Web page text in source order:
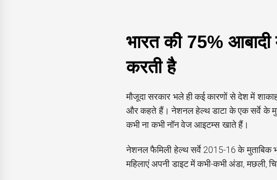
भारत की 75% आबादी
करती है
मौजूदा सरकार भले ही कई कारणों से देश में
और कहते हैं। नेशनल हेल्थ डाटा के एक सर्वे के
कभी ना कभी नॉन वेज आइटम्स खाते हैं।
नेशनल फैमिली हेल्थ सर्वे 2015-16 के
महिलाएं अपनी डाइट में कभी-कभी अंडा,